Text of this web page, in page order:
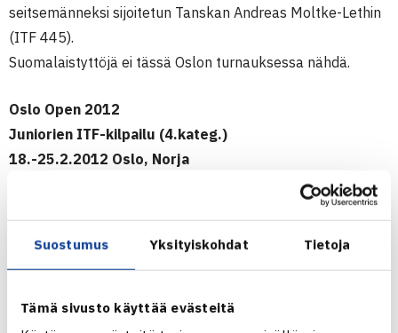
Suostumus Yksityiskohdat Tietoja
Tämä sivusto käyttää evästeitä
seitsemänneksi sijoitetun Tanskan Andreas Moltke-Lethin
(ITF 445).
Suomalaistyttöjä ei tässä Oslon turnauksessa nähdä.
Oslo Open 2012
Juniorien ITF-kilpailu (4.kateg.)
18.-25.2.2012 Oslo, Norja
2.kierrosta: Niklas-Salminen – Ognjen Sunjevaric Serbia